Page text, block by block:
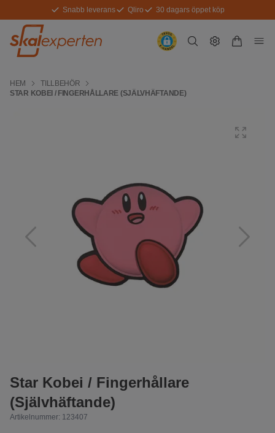
Snabb leverans Qliro 30 dagars öppet köp
HEM
TILLBEHÖR
STAR KOBEI / FINGERHÅLLARE (SJÄLVHÄFTANDE)
Star Kobei / Fingerhållare
(Självhäftande)
Artikelnummer: 123407